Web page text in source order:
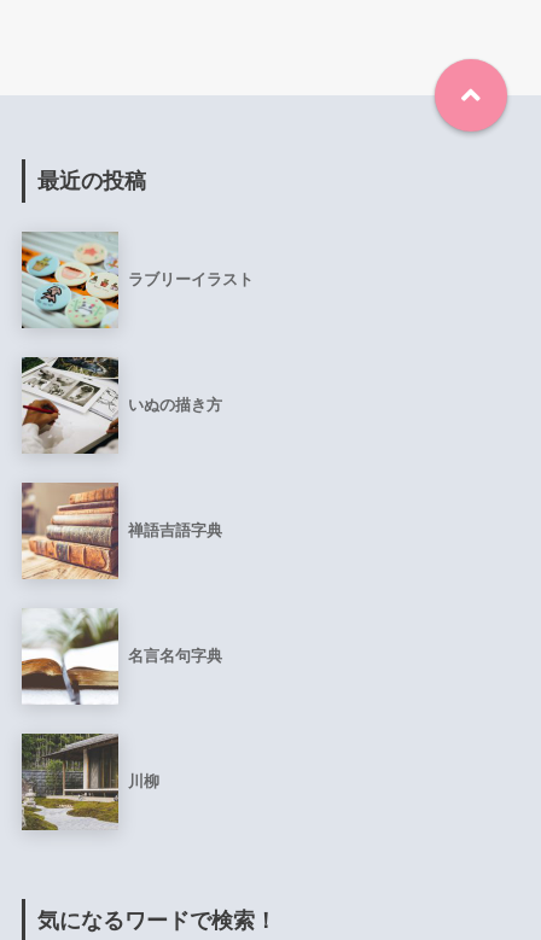
最近の投稿
ラブリーイラスト
いぬの描き方
禅語吉語字典
名言名句字典
川柳
気になるワードで検索！